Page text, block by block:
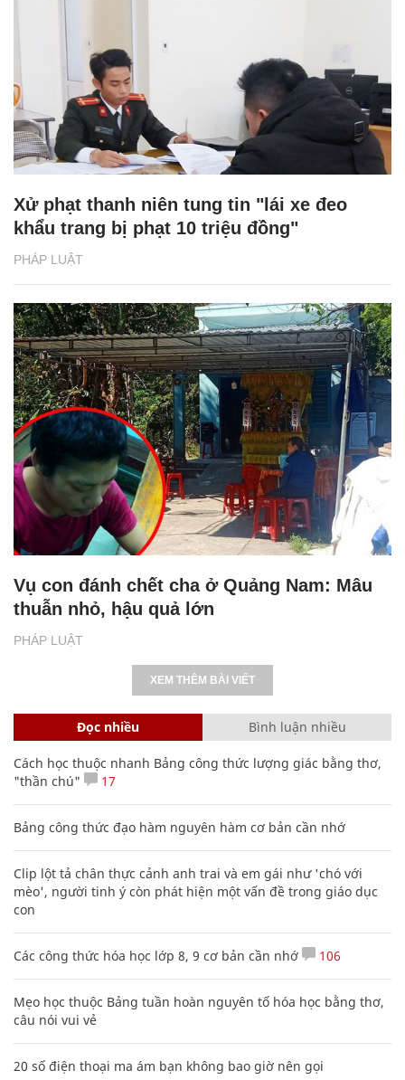
PHÁP LUẬT
Xử phạt thanh niên tung tin "lái xe đeo
khẩu trang bị phạt 10 triệu đồng"
PHÁP LUẬT
Vụ con đánh chết cha ở Quảng Nam: Mâu
thuẫn nhỏ, hậu quả lớn
XEM THÊM BÀI VIẾT
Đọc nhiều Bình luận nhiều
Cách học thuộc nhanh Bảng công thức lượng giác bằng thơ,
"thần chú"
17
Bảng công thức đạo hàm nguyên hàm cơ bản cần nhớ
Clip lột tả chân thực cảnh anh trai và em gái như 'chó với
mèo', người tinh ý còn phát hiện một vấn đề trong giáo dục
con
Các công thức hóa học lớp 8, 9 cơ bản cần nhớ 106
Mẹo học thuộc Bảng tuần hoàn nguyên tố hóa học bằng thơ,
câu nói vui vẻ
20 số điện thoại ma ám bạn không bao giờ nên gọi